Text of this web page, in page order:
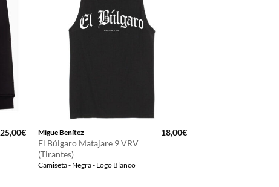
25,00€ Migue Benítez
El Búlgaro Matajare 9 VRV
(Tirantes)
Camiseta - Negra - Logo Blanco
18,00€